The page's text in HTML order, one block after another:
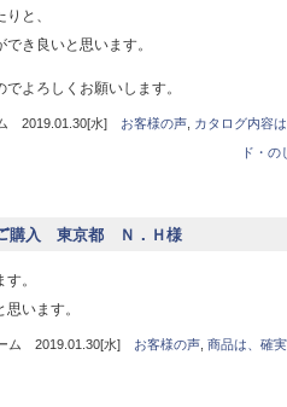
と、
き良いと思います。
よろしくお願いします。
ム 2019.01.30[水] お客様の声, カタログ内容
ド・
購入 東京都 Ｎ．Ｈ様
。
います。
ム 2019.01.30[水] お客様の声, 商品は、確